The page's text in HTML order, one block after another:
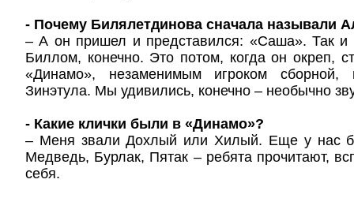
- Почему Билялетдинова сначала называли
– А он пришел и представился: «Саша». Так и
Биллом, конечно. Это потом, когда он окреп,
«Динамо», незаменимым игроком сборной,
Зинэтула. Мы удивились, конечно – необычно
- Какие клички были в «Динамо»?
– Меня звали Дохлый или Хилый. Еще у нас
Медведь, Бурлак, Пятак – ребята прочитают,
себя.